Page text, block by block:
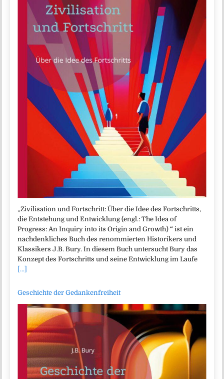
„Zivilisation und Fortschritt: Über die Idee des Fortschritts,
die Entstehung und Entwicklung (engl.: The Idea of
Progress: An Inquiry into its Origin and Growth) “ ist ein
nachdenkliches Buch des renommierten Historikers und
Klassikers J.B. Bury. In diesem Buch untersucht Bury das
Konzept des Fortschritts und seine Entwicklung im Laufe
[...]
Geschichte der Gedankenfreiheit